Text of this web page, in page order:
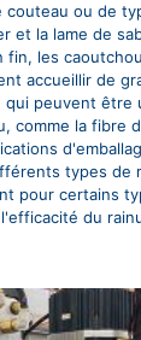
ou de
et la lame de
fin, les
accueillir de
qui peuvent être
comme la fibre
types de
pour certains
du